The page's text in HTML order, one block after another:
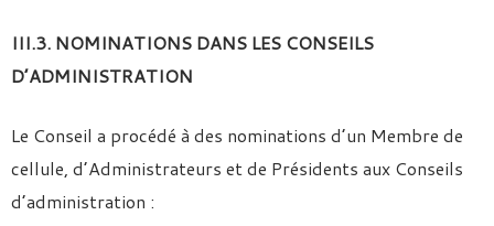
III.3. NOMINATIONS DANS LES CONSEILS
D’ADMINISTRATION
Le Conseil a procédé à des nominations d’un Membre de
cellule, d’Administrateurs et de Présidents aux Conseils
d’administration :